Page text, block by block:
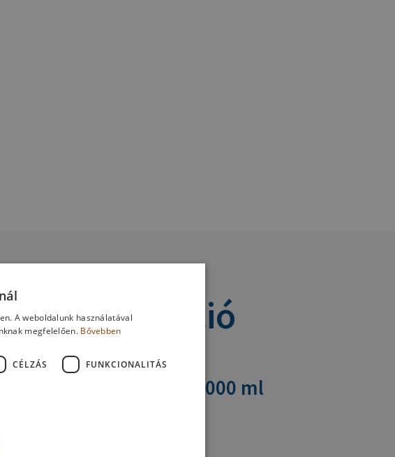
gravitációs tartály, 2000 ml
A weboldalunk használatával
megfelelően. Bővebben
CÉLZÁS FUNKCIONALITÁS